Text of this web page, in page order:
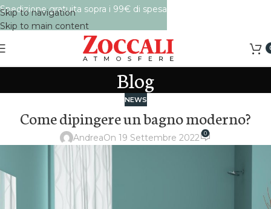
Skip to navigation
Skip to main content
Blog
NEWS
Come dipingere un bagno moderno?
AndreaOn 19 Settembre 2022 0
Spedizione gratuita sopra i 99€ di spesa